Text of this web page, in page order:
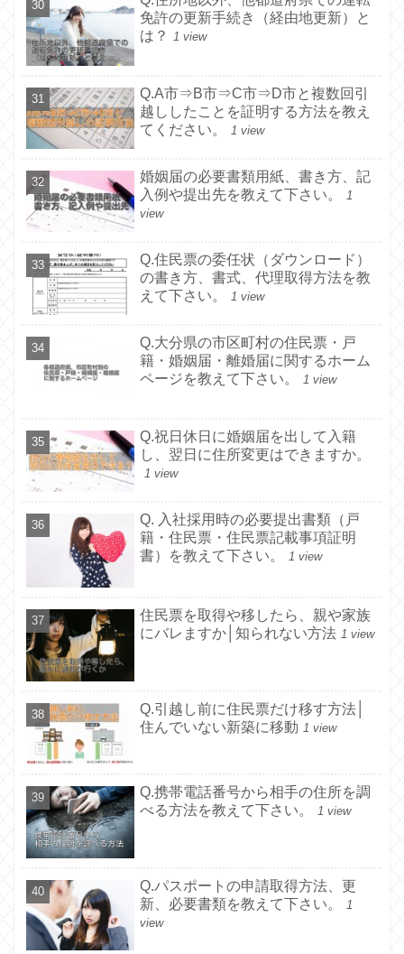
免許の更新手続き（経由地更新）と
は？
1 view
Q.A市⇒B市⇒C市⇒D市と複数回引
越ししたことを証明する方法を教え
てください。
1 view
婚姻届の必要書類用紙、書き方、記
入例や提出先を教えて下さい。
1
view
Q.住民票の委任状（ダウンロード）
の書き方、書式、代理取得方法を教
えて下さい。
1 view
Q.大分県の市区町村の住民票・戸
籍・婚姻届・離婚届に関するホーム
ページを教えて下さい。
1 view
Q.祝日休日に婚姻届を出して入籍
し、翌日に住所変更はできますか。
1 view
Q. 入社採用時の必要提出書類（戸
籍・住民票・住民票記載事項証明
書）を教えて下さい。
1 view
住民票を取得や移したら、親や家族
にバレますか│知られない方法 1 view
Q.引越し前に住民票だけ移す方法│
住んでいない新築に移動 1 view
Q.携帯電話番号から相手の住所を調
べる方法を教えて下さい。
1 view
Q.パスポートの申請取得方法、更
新、必要書類を教えて下さい。
1
view